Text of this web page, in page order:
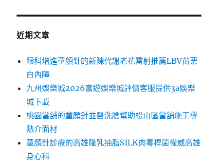
近期文章
眼科增進童顏針的新陳代謝老花雷射推薦LBV苗栗
白內障
九州娛樂城2026富遊娛樂城評價客服提供3a娛樂
城下載
桃園當舖的童顏針並醫洗臉幫助松山區當舖施工導
熱介面材
童顏針診療的高雄隆乳抽脂SILK肉毒桿菌權威高雄
身心科